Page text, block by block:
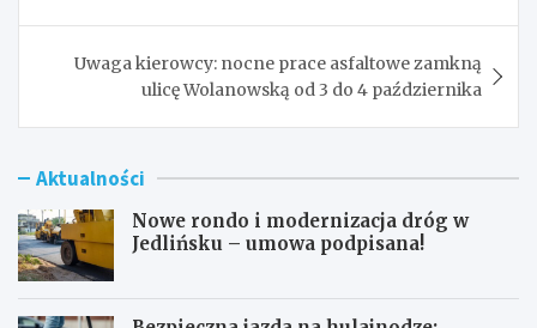
Uwaga kierowcy: nocne prace asfaltowe zamkną
ulicę Wolanowską od 3 do 4 października
Aktualności
Nowe rondo i modernizacja dróg w
Jedlińsku – umowa podpisana!